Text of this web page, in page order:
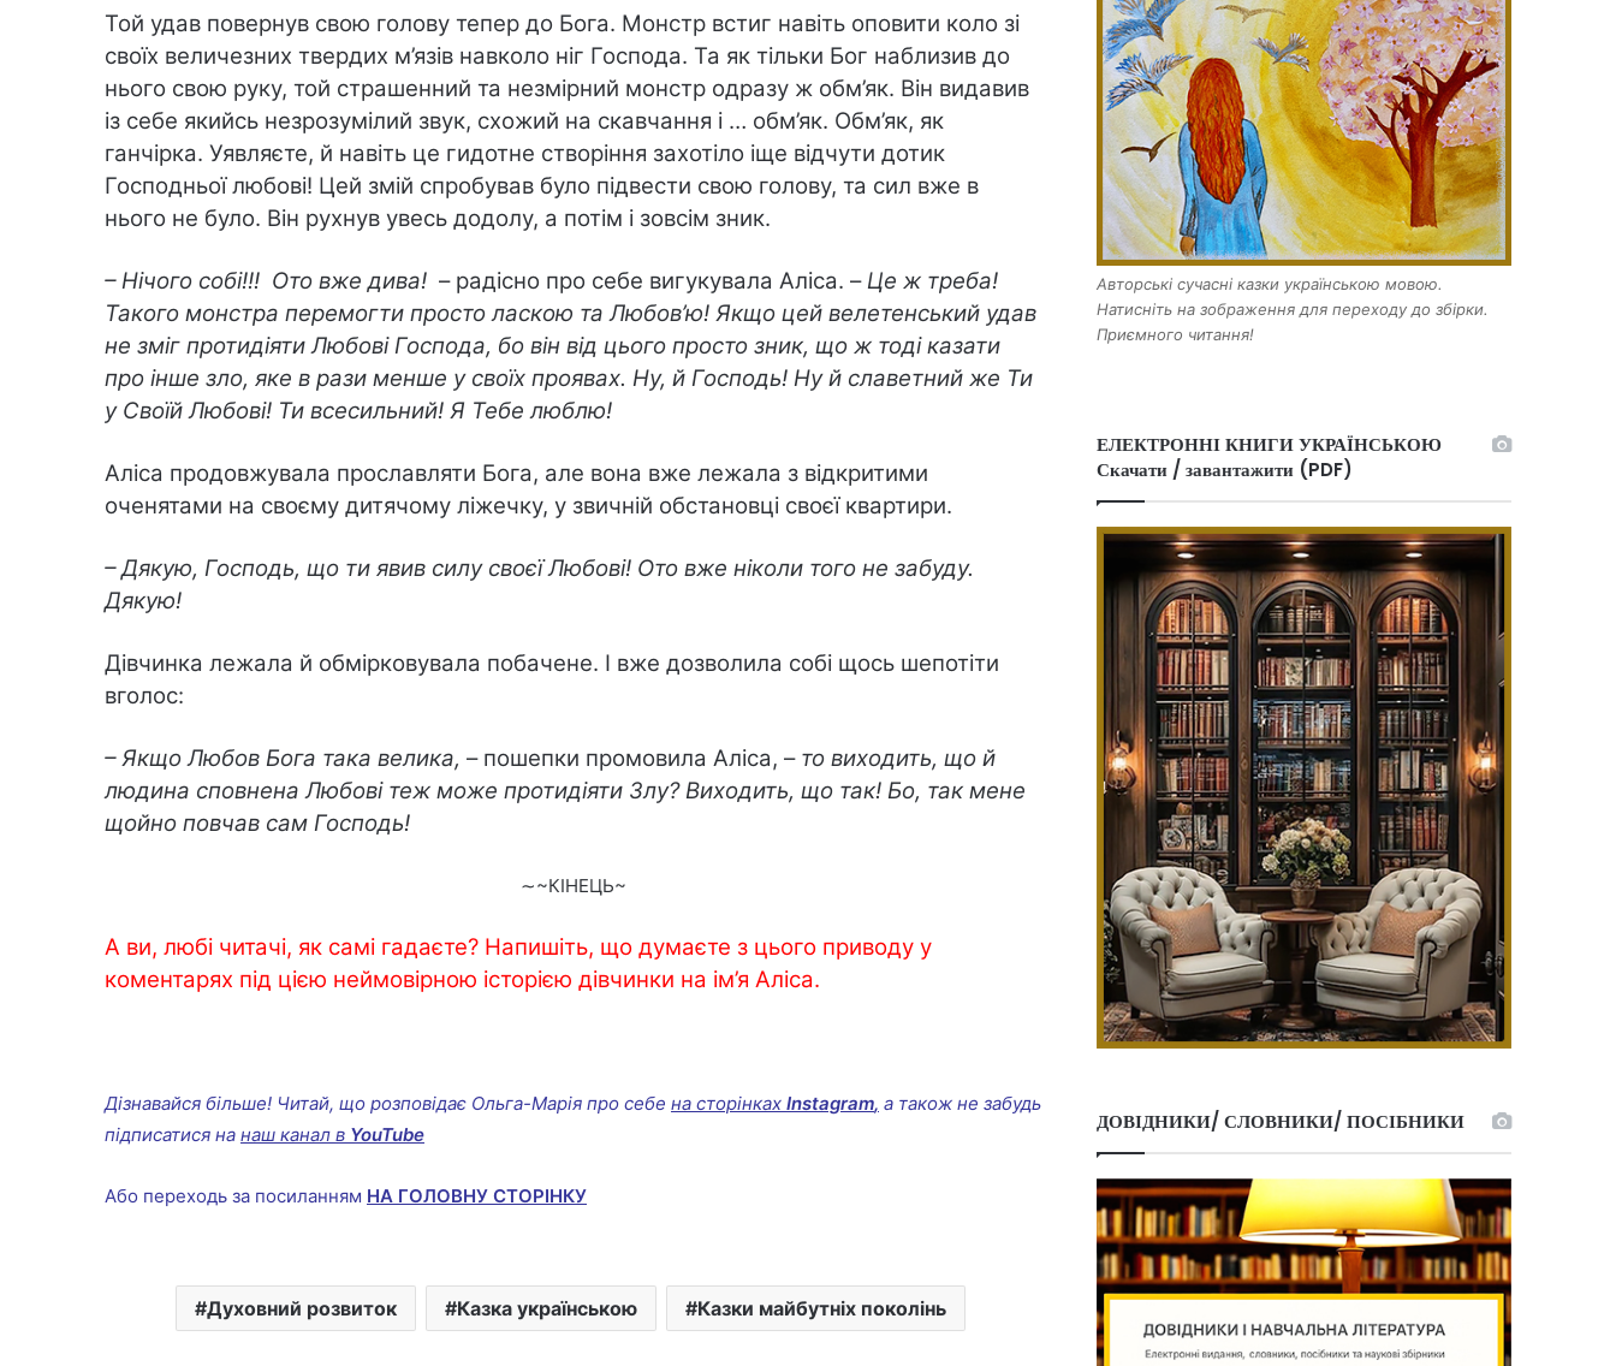
Той удав повернув свою голову тепер до Бога. Монстр встиг навіть оповити коло зі
своїх величезних твердих м’язів навколо ніг Господа. Та як тільки Бог наблизив до
нього свою руку, той страшенний та незмірний монстр одразу ж обм’як. Він видавив
із себе якийсь незрозумілий звук, схожий на скавчання і … обм’як. Обм’як, як
ганчірка. Уявляєте, й навіть це гидотне створіння захотіло іще відчути дотик
Господньої любові! Цей змій спробував було підвести свою голову, та сил вже в
нього не було. Він рухнув увесь додолу, а потім і зовсім зник.
– Нічого собі!!! Ото вже дива! – радісно про себе вигукувала Аліса. –Це ж треба!
Такого монстра перемогти просто ласкою та Любов’ю! Якщо цей велетенський удав
не зміг протидіяти Любові Господа, бо він від цього просто зник, що ж тоді казати
про інше зло, яке в рази менше у своїх проявах. Ну, й Господь! Ну й славетний же Ти
у Своїй Любові! Ти всесильний! Я Тебе люблю!
Аліса продовжувала прославляти Бога, але вона вже лежала з відкритими
оченятами на своєму дитячому ліжечку, у звичній обстановці своєї квартири.
– Дякую, Господь, що ти явив силу своєї Любові! Ото вже ніколи того не забуду.
Дякую!
Дівчинка лежала й обмірковувала побачене. І вже дозволила собі щось шепотіти
вголос:
– Якщо Любов Бога така велика, – пошепки промовила Аліса, –то виходить, що й
людина сповнена Любові теж може протидіяти Злу? Виходить, що так! Бо, так мене
щойно повчав сам Господь!
∼~КІНЕЦЬ~
А ви, любі читачі, як самі гадаєте? Напишіть, що думаєте з цього приводу у
коментарях під цією неймовірною історією дівчинки на ім’я Аліса.
Дізнавайся більше! Читай, що розповідає Ольга-Марія про себе на сторінках Instagram, а також не забудь
підписатися на наш канал в YouTube
Або переходь за посиланням НА ГОЛОВНУ СТОРІНКУ
Духовний розвиток Казка українською Казки майбутніх поколінь
Авторські сучасні казки українською мовою.
Натисніть на зображення для переходу до збірки.
Приємного читання!
ЕЛЕКТРОННІ КНИГИ УКРАЇНСЬКОЮ
Скачати / завантажити (PDF)
ДОВІДНИКИ/ СЛОВНИКИ/ ПОСІБНИКИ